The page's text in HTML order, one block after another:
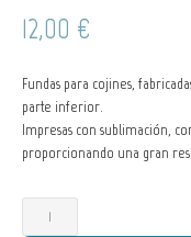
12,00 €
Fundas para cojines,
parte inferior.
Impresas con sublimación,
proporcionando una gran
Funda
de